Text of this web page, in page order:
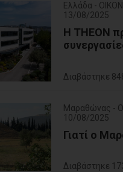
Ελλάδα -
13/08/2025
Η THEON
Διαβάστηκε
Μαραθώνας -
10/08/2025
Γιατί ο
Διαβάστηκε